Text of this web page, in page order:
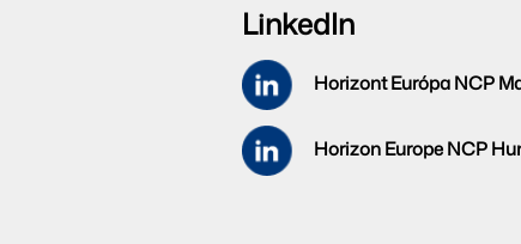
LinkedIn
Horizont Európa NCP
Horizon Europe NCP